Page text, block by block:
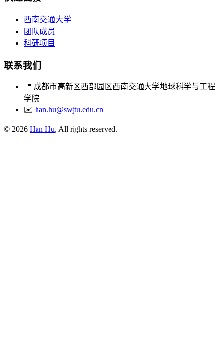
西南交通大学
团队成员
科研项目
联系我们
📍 成都市高新区西部园区西南交通大学地球科学与工程
学院
✉️ han.hu@swjtu.edu.cn
© 2026 Han Hu, All rights reserved.